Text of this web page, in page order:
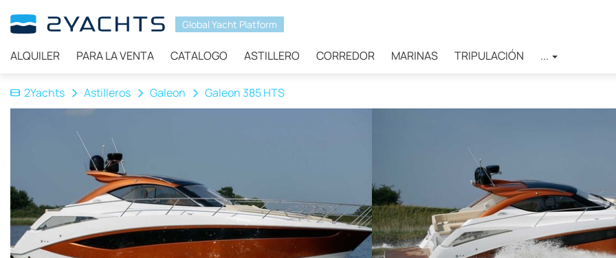
Global Yacht Platform
ALQUILER PARA LA VENTA CATALOGO ASTILLERO CORREDOR MARINAS TRIPULACIÓN ...
2Yachts Astilleros Galeon Galeon 385 HTS